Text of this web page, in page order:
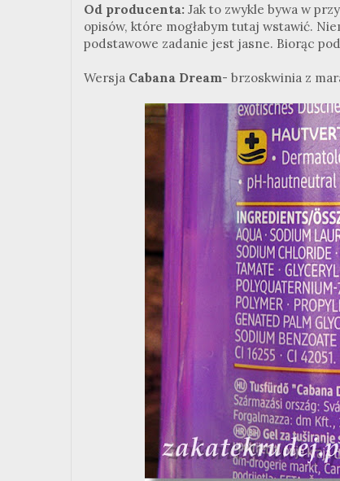
Od producenta: Jak to zwykle bywa w
opisów, które mogłabym tutaj wstawić.
podstawowe zadanie jest jasne. Biorąc
Wersja Cabana Dream- brzoskwinia z